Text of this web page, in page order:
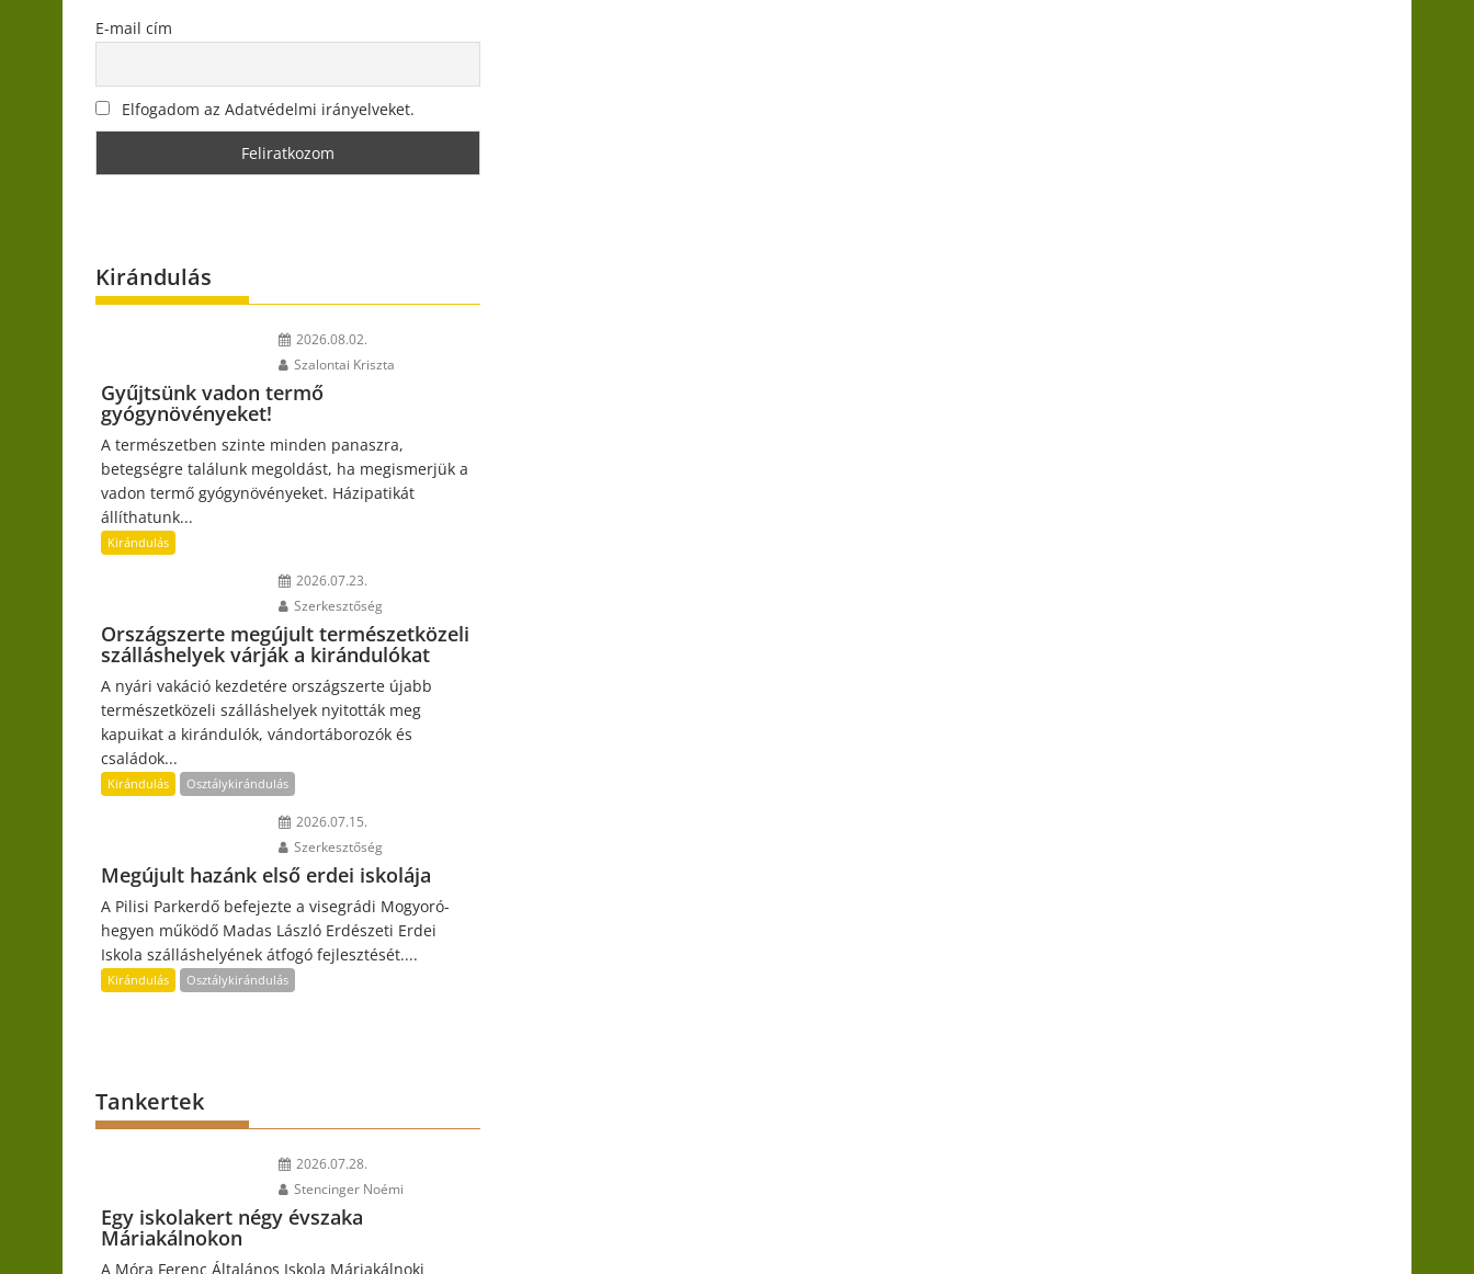
E-mail cím
Elfogadom az Adatvédelmi irányelveket.
Kirándulás
2026.08.02.
Szalontai Kriszta
Gyűjtsünk vadon termő
gyógynövényeket!
A természetben szinte minden panaszra,
betegségre találunk megoldást, ha megismerjük a
vadon termő gyógynövényeket. Házipatikát
állíthatunk...
Kirándulás
2026.07.23.
Szerkesztőség
Országszerte megújult természetközeli
szálláshelyek várják a kirándulókat
A nyári vakáció kezdetére országszerte újabb
természetközeli szálláshelyek nyitották meg
kapuikat a kirándulók, vándortáborozók és
családok...
Kirándulás Osztálykirándulás
2026.07.15.
Szerkesztőség
Megújult hazánk első erdei iskolája
A Pilisi Parkerdő befejezte a visegrádi Mogyoró-
hegyen működő Madas László Erdészeti Erdei
Iskola szálláshelyének átfogó fejlesztését....
Kirándulás Osztálykirándulás
Tankertek
2026.07.28.
Stencinger Noémi
Egy iskolakert négy évszaka
Máriakálnokon
A Móra Ferenc Általános Iskola Máriakálnoki